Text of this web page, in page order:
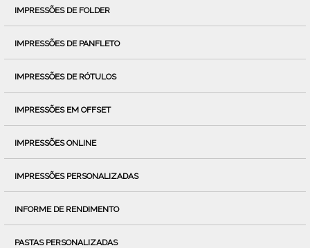
IMPRESSÕES DE FOLDER
IMPRESSÕES DE PANFLETO
IMPRESSÕES DE RÓTULOS
IMPRESSÕES EM OFFSET
IMPRESSÕES ONLINE
IMPRESSÕES PERSONALIZADAS
INFORME DE RENDIMENTO
PASTAS PERSONALIZADAS